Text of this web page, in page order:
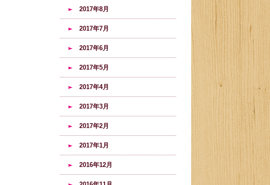
2017年8月
2017年7月
2017年6月
2017年5月
2017年4月
2017年3月
2017年2月
2017年1月
2016年12月